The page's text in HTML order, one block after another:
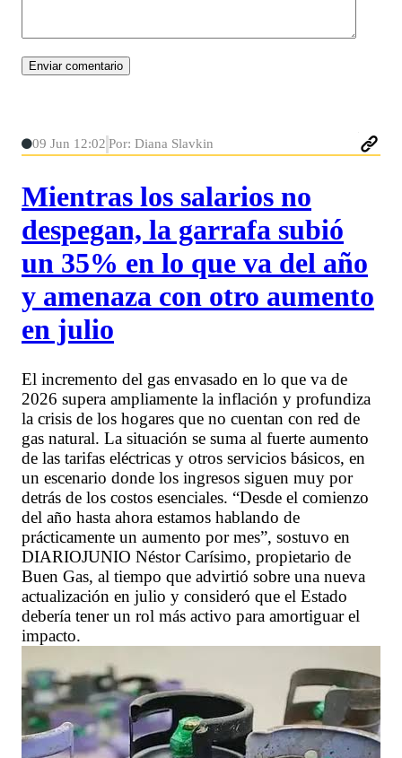
09 Jun 12:02 Por: Diana Slavkin
Mientras los salarios no
despegan, la garrafa subió
un 35% en lo que va del año
y amenaza con otro aumento
en julio
El incremento del gas envasado en lo que va de
2026 supera ampliamente la inflación y profundiza
la crisis de los hogares que no cuentan con red de
gas natural. La situación se suma al fuerte aumento
de las tarifas eléctricas y otros servicios básicos, en
un escenario donde los ingresos siguen muy por
detrás de los costos esenciales. “Desde el comienzo
del año hasta ahora estamos hablando de
prácticamente un aumento por mes”, sostuvo en
DIARIOJUNIO Néstor Carísimo, propietario de
Buen Gas, al tiempo que advirtió sobre una nueva
actualización en julio y consideró que el Estado
debería tener un rol más activo para amortiguar el
impacto.